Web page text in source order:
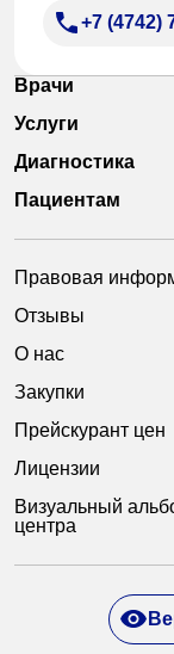
+7 (4742)
Врачи
Услуги
Диагностика
Пациентам
Правовая
Отзывы
О нас
Закупки
Прейскурант цен
Лицензии
Визуальный
центра